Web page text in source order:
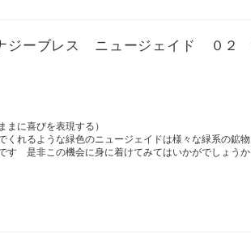
ジーブレス ニュージェイド ０２
まに喜びを表現する）
くれるような緑色のニュージェイドは様々な緑系の鉱
す 是非この機会に身に着けてみてはいかがでしょうか